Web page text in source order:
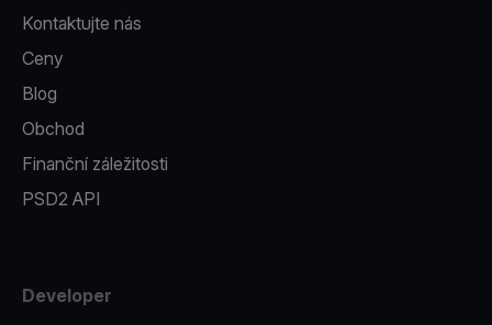
Kontaktujte nás
Ceny
Blog
Obchod
Finanční záležitosti
PSD2 API
Developer